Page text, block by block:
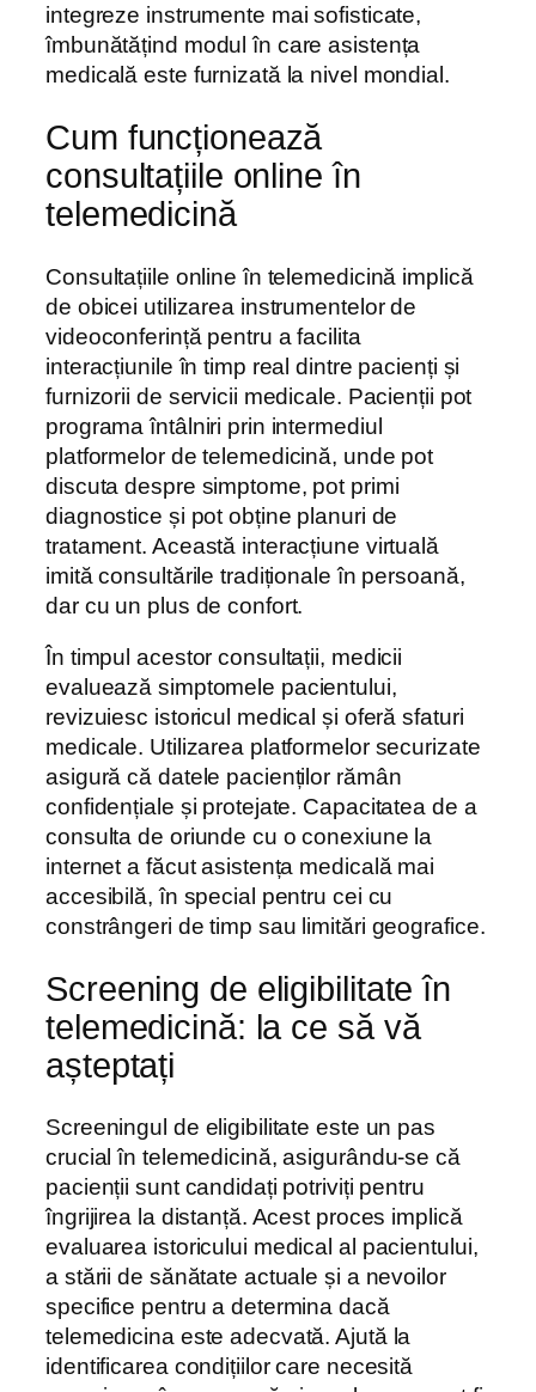
integreze instrumente mai sofisticate,
îmbunătățind modul în care asistența
medicală este furnizată la nivel mondial.
Cum funcționează
consultațiile online în
telemedicină
Consultațiile online în telemedicină implică
de obicei utilizarea instrumentelor de
videoconferință pentru a facilita
interacțiunile în timp real dintre pacienți și
furnizorii de servicii medicale. Pacienții pot
programa întâlniri prin intermediul
platformelor de telemedicină, unde pot
discuta despre simptome, pot primi
diagnostice și pot obține planuri de
tratament. Această interacțiune virtuală
imită consultările tradiționale în persoană,
dar cu un plus de confort.
În timpul acestor consultații, medicii
evaluează simptomele pacientului,
revizuiesc istoricul medical și oferă sfaturi
medicale. Utilizarea platformelor securizate
asigură că datele pacienților rămân
confidențiale și protejate. Capacitatea de a
consulta de oriunde cu o conexiune la
internet a făcut asistența medicală mai
accesibilă, în special pentru cei cu
constrângeri de timp sau limitări geografice.
Screening de eligibilitate în
telemedicină: la ce să vă
așteptați
Screeningul de eligibilitate este un pas
crucial în telemedicină, asigurându-se că
pacienții sunt candidați potriviți pentru
îngrijirea la distanță. Acest proces implică
evaluarea istoricului medical al pacientului,
a stării de sănătate actuale și a nevoilor
specifice pentru a determina dacă
telemedicina este adecvată. Ajută la
identificarea condițiilor care necesită